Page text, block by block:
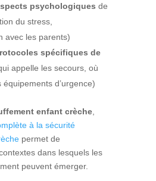
psychologiques de
du stress,
avec les parents)
spécifiques de
appelle les secours, où
d’urgence)
enfant crèche,
à la sécurité
permet de
dans lesquels les
peuvent émerger.